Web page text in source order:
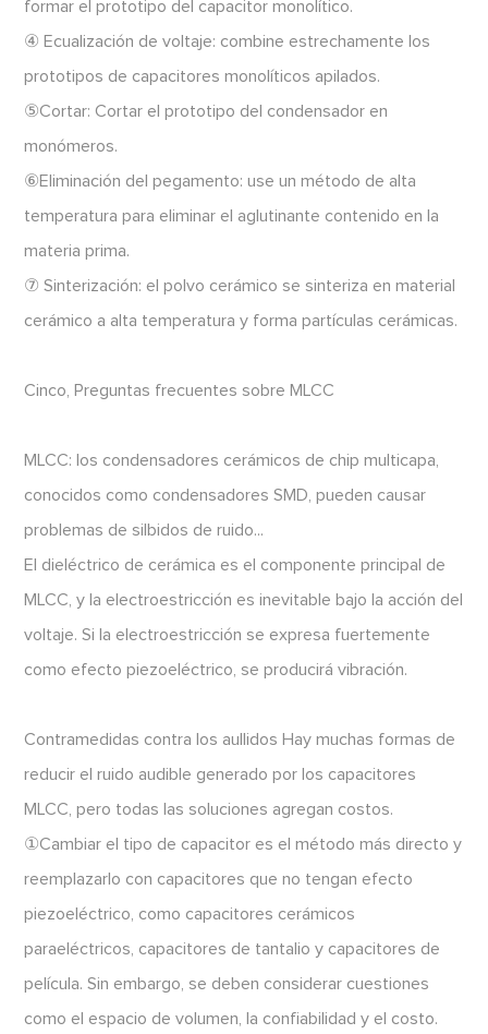
formar el prototipo del capacitor monolítico.
④ Ecualización de voltaje: combine estrechamente los
prototipos de capacitores monolíticos apilados.
⑤Cortar: Cortar el prototipo del condensador en
monómeros.
⑥Eliminación del pegamento: use un método de alta
temperatura para eliminar el aglutinante contenido en la
materia prima.
⑦ Sinterización: el polvo cerámico se sinteriza en material
cerámico a alta temperatura y forma partículas cerámicas.
Cinco, Preguntas frecuentes sobre MLCC
MLCC: los condensadores cerámicos de chip multicapa,
conocidos como condensadores SMD, pueden causar
problemas de silbidos de ruido...
El dieléctrico de cerámica es el componente principal de
MLCC, y la electroestricción es inevitable bajo la acción del
voltaje. Si la electroestricción se expresa fuertemente
como efecto piezoeléctrico, se producirá vibración.
Contramedidas contra los aullidos Hay muchas formas de
reducir el ruido audible generado por los capacitores
MLCC, pero todas las soluciones agregan costos.
①Cambiar el tipo de capacitor es el método más directo y
reemplazarlo con capacitores que no tengan efecto
piezoeléctrico, como capacitores cerámicos
paraeléctricos, capacitores de tantalio y capacitores de
película. Sin embargo, se deben considerar cuestiones
como el espacio de volumen, la confiabilidad y el costo.